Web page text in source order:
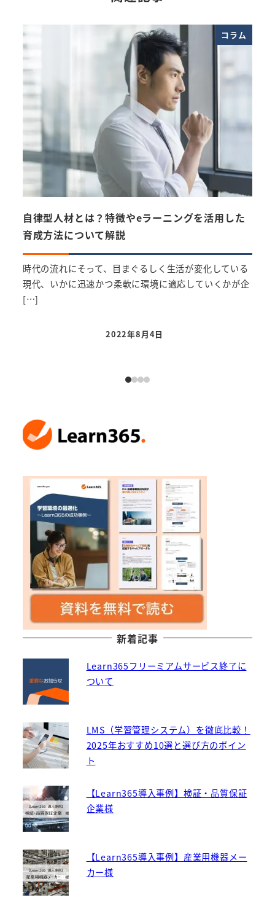
コラム
自律型人材とは？特徴やeラーニングを活用した
育成方法について解説
時代の流れにそって、目まぐるしく生活が変化している
現代、いかに迅速かつ柔軟に環境に適応していくかが企
[…]
投稿日
2022年8月4日
新着記事
Learn365フリーミアムサービス終了に
ついて
LMS（学習管理システム）を徹底比較！
2025年おすすめ10選と選び方のポイン
ト
【Learn365導入事例】検証・品質保証
企業様
【Learn365導入事例】産業用機器メー
カー様